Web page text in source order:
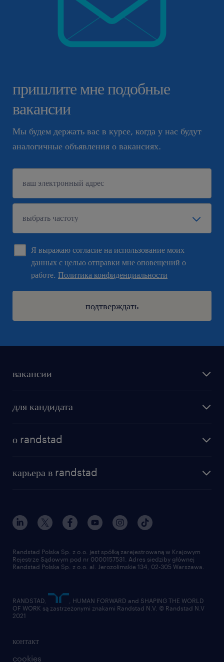
пришлите мне подобные
вакансии
Мы будем держать вас в курсе, когда у нас будут
аналогичные объявления о вакансиях.
Я выражаю согласие на использование моих
данных с целью отправки мне оповещений о
работе. Политика конфиденциальности
подтверждать
вакансии
бонусы для работников
для кандидата
о randstad
институт исследований randstad
для медиа
для поставщиков
карьера в randstad
наш мир
работа в randstad
отправить резюме
контакт
cookies
Randstad Polska Sp. z o.o. jest spółką zarejestrowaną w Krajowym
Rejestrze Sądowym pod nr 0000157531. Adres siedziby głównej
Randstad Polska Sp. z o.o. al. Jerozolimskie 134, 02-305 Warszawa.
RANDSTAD,
, HUMAN FORWARD and SHAPING THE WORLD
OF WORK są zastrzeżonymi znakami Randstad N.V. © Randstad N.V
2021